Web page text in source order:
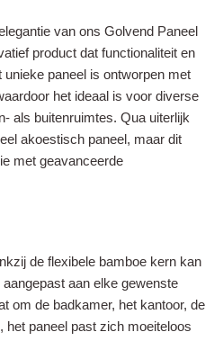
van ons Golvend Paneel
product dat functionaliteit en
paneel is ontworpen met
het ideaal is voor diverse
als buitenruimtes. Qua uiterlijk
akoestisch paneel, maar dit
met geavanceerde
de flexibele bamboe kern kan
aan elke gewenste
om de badkamer, het kantoor, de
paneel past zich moeiteloos